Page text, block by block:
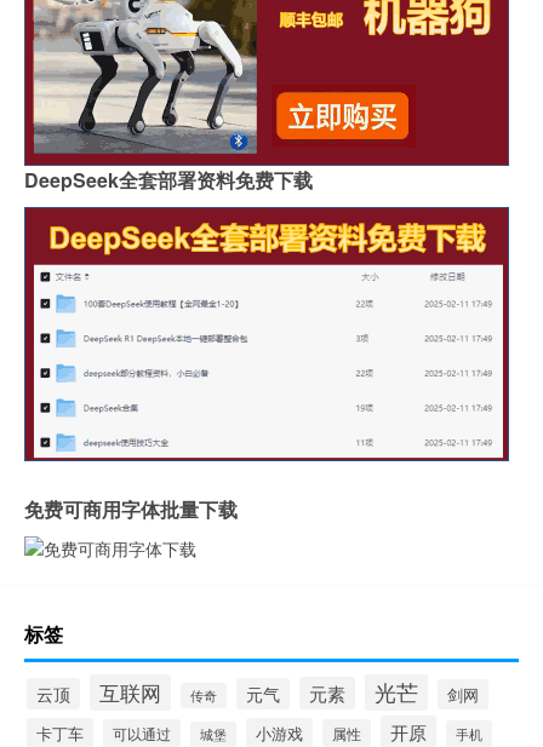
DeepSeek全套部署资料免费下载
免费可商用字体批量下载
标签
云顶 互联网 传奇 元气 元素 光芒
剑网
卡丁车
可以通过 城堡 小游戏 属性 开原 手机